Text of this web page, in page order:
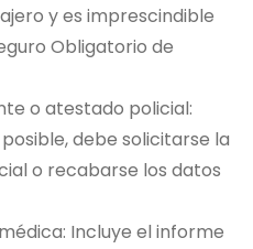
y es imprescindible
Obligatorio de
o atestado policial:
debe solicitarse la
o recabarse los datos
Incluye el informe